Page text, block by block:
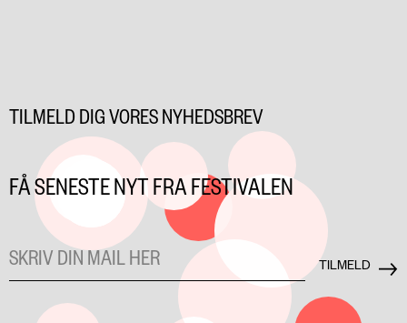
TILMELD DIG VORES NYHEDSBREV
FÅ SENESTE NYT FRA FESTIVALEN